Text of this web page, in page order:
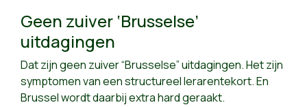
Geen zuiver ‘Brusselse’
uitdagingen
Dat zijn geen zuiver “Brusselse” uitdagingen. Het zijn
symptomen van een structureel lerarentekort. En
Brussel wordt daarbij extra hard geraakt.